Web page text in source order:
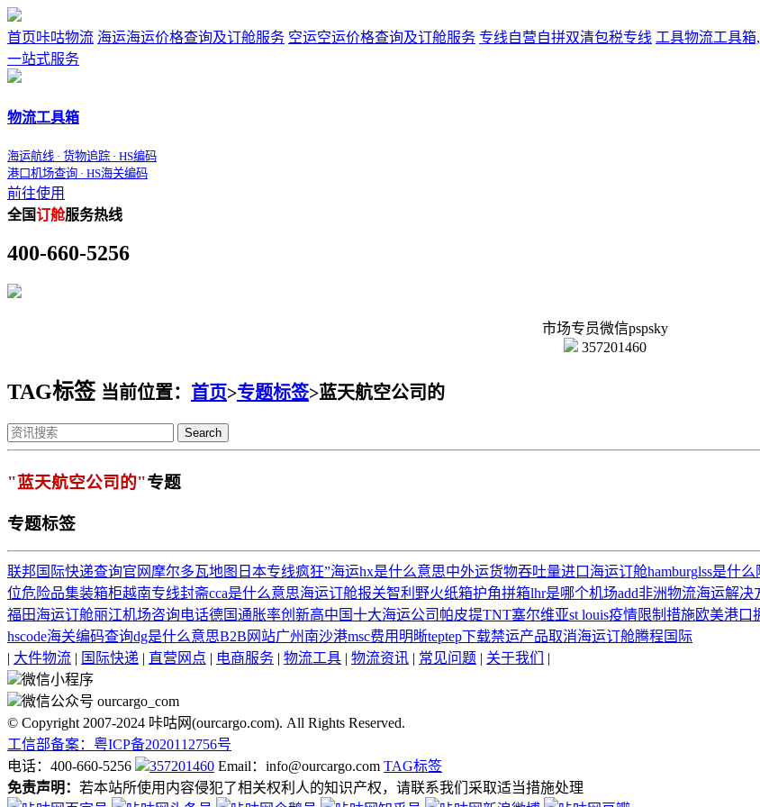
首页咔咕物流 海运海运价格查询及订舱服务 空运空运价格查询及订舱服务 专线自营自拼双清包税专线 工具物流工具箱
一站式服务
物流工具箱
海运航线 · 货物追踪 · HS编码
港口机场查询 · HS海关编码
前往使用
全国订舱服务热线
400-660-5256
市场专员微信pspsky
357201460
TAG标签 当前位置： 首页>专题标签>蓝天航空公司的
Search
"蓝天航空公司的"专题
专题标签
联邦国际快递查询官网 摩尔多瓦地图 日本专线疯狂”海运hx是什么意思中外运货物吞吐量进口海运订舱hamburglss是什么
位危险品集装箱柜越南专线封斋cca是什么意思海运订舱报关智利野火纸箱护角拼箱lhr是哪个机场add非洲物流海运解决
福田海运订舱丽江机场咨询电话德国通胀率创新高中国十大海运公司 帕皮提TNT塞尔维亚st louis疫情限制措施欧美港口
hscode海关编码查询dg是什么意思B2B网站广州南沙港msc费用明晰teptep下载禁运产品取消海运订舱腾程国际
| 大件物流 | 国际快递 | 直营网点 | 电商服务 | 物流工具 | 物流资讯 | 常见问题 | 关于我们
|
微信小程序
微信公众号 ourcargo_com
© Copyright 2007-2024 咔咕网(ourcargo.com). All Rights Reserved.
工信部备案：粤ICP备2020112756号
电话：400-660-5256
357201460 Email：info@ourcargo.com TAG标签
免责声明： 若本站所使用内容侵犯了相关权利人的知识产权，请联系我们采取适当措施处理